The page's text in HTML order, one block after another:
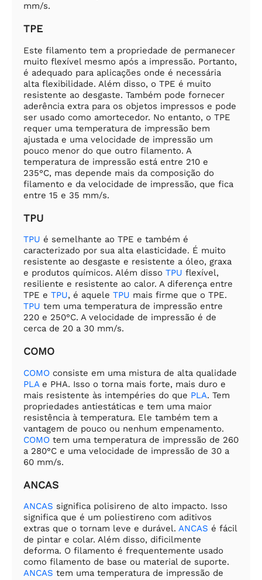
mm/s.
TPE
Este filamento tem a propriedade de permanecer
muito flexível mesmo após a impressão. Portanto,
é adequado para aplicações onde é necessária
alta flexibilidade. Além disso, o TPE é muito
resistente ao desgaste. Também pode fornecer
aderência extra para os objetos impressos e pode
ser usado como amortecedor. No entanto, o TPE
requer uma temperatura de impressão bem
ajustada e uma velocidade de impressão um
pouco menor do que outro filamento. A
temperatura de impressão está entre 210 e
235°C, mas depende mais da composição do
filamento e da velocidade de impressão, que fica
entre 15 e 35 mm/s.
TPU
TPU é semelhante ao TPE e também é
caracterizado por sua alta elasticidade. É muito
resistente ao desgaste e resistente a óleo, graxa
e produtos químicos. Além disso TPU flexível,
resiliente e resistente ao calor. A diferença entre
TPE e TPU, é aquele TPU mais firme que o TPE.
TPU tem uma temperatura de impressão entre
220 e 250°C. A velocidade de impressão é de
cerca de 20 a 30 mm/s.
COMO
COMO consiste em uma mistura de alta qualidade
PLAe PHA. Isso o torna mais forte, mais duro e
mais resistente às intempéries do que PLA. Tem
propriedades antiestáticas e tem uma maior
resistência à temperatura. Ele também tem a
vantagem de pouco ou nenhum empenamento.
COMO tem uma temperatura de impressão de 260
a 280°C e uma velocidade de impressão de 30 a
60 mm/s.
ANCAS
ANCAS significa polisireno de alto impacto. Isso
significa que é um poliestireno com aditivos
extras que o tornam leve e durável. ANCAS é fácil
de pintar e colar. Além disso, dificilmente
deforma. O filamento é frequentemente usado
como filamento de base ou material de suporte.
ANCAS tem uma temperatura de impressão de